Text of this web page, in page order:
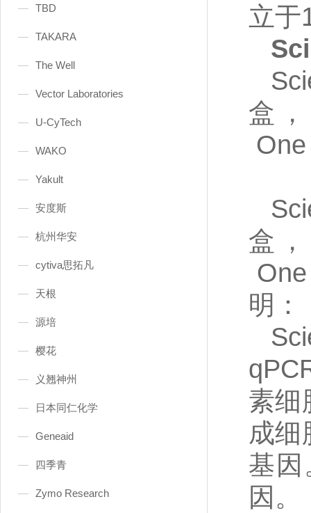
TBD
TAKARA
The Well
Vector Laboratories
U-CyTech
WAKO
Yakult
安度斯
杭州华安
cytiva思拓凡
天根
源培
樱花
义翘神州
日本同仁化学
Geneaid
四季青
Zymo Research
立于
盒，
盒，
明 ：
素细
成细
基
因